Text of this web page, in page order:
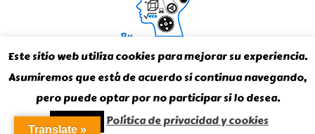
By
Inteligencia Web
Este sitio web utiliza cookies para mejorar su experiencia.
Asumiremos que está de acuerdo si continua navegando,
pero puede optar por no participar si lo desea.
Aceptar Política de privacidad y cookies
Translate »